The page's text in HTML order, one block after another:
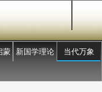
蒙 新国学理论 当代万象